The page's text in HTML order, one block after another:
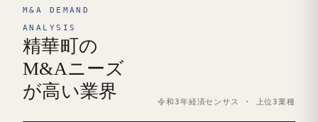
M&A DEMAND
ANALYSIS
精華町の
M&Aニーズ
が高い業界
令和3年経済センサス · 上位3業種